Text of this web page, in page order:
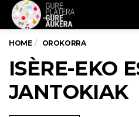
HOME OROKORRA
ISÈRE-EKO
JANTOKIAK